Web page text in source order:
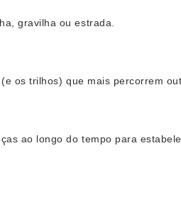
gravilha ou estrada.
os trilhos) que mais percorrem
ao longo do tempo para